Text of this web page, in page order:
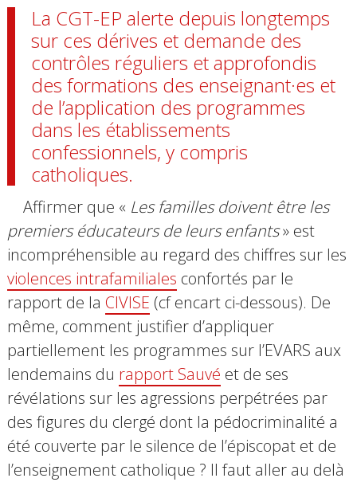
La CGT-EP alerte depuis longtemps
sur ces dérives et demande des
contrôles réguliers et approfondis
des formations des enseignant·es et
de l’application des programmes
dans les établissements
confessionnels, y compris
catholiques.
Affirmer que « Les familles doivent être les
premiers éducateurs de leurs enfants» est
incompréhensible au regard des chiffres sur les
violences intrafamiliales confortés par le
rapport de la CIVISE (cf encart ci-dessous). De
même, comment justifier d’appliquer
partiellement les programmes sur l’EVARS aux
lendemains du rapport Sauvé et de ses
révélations sur les agressions perpétrées par
des figures du clergé dont la pédocriminalité a
été couverte par le silence de l’épiscopat et de
l’enseignement catholique ? Il faut aller au delà